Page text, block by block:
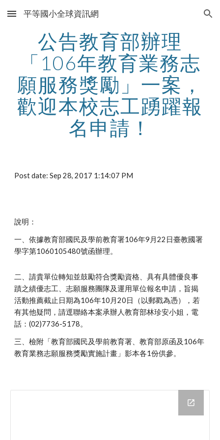
Skip to main content Skip to navigation
平等國小全球資訊網
公告教育部辦理
「106年教育業務志
願服務獎勵」一案，
歡迎本校志工踴躍報
名申請！
Post date: Sep 28, 2017 1:14:07 PM
說明：
一、依據教育部國民及學前教育署106年9月22日臺教國署
學字第1060105480號函辦理。
二、請貴單位轉知並鼓勵符合獎勵資格、具有具體優良事
蹟之績優志工、志願服務團隊及運用單位報名申請，旨揭
活動推薦截止日期為106年10月20日（以郵戳為憑），若
有其他疑問，請逕聯絡本案承辦人教育部林珍安小姐，電
話：(02)7736-5178。
三、檢附「教育部國民及學前教育署、教育部原函及106年
教育業務志願服務獎勵實施計畫」影本各1份供參。